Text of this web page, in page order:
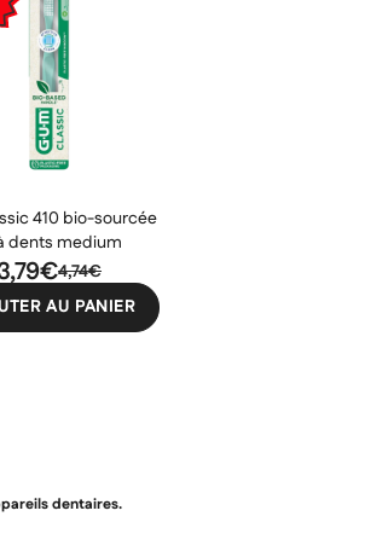
410 bio-sourcée
dents medium
4,74€
AU PANIER
dentaires.